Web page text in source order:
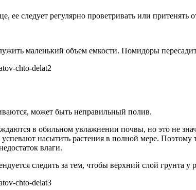
ее следует регулярно проветривать или
маленький объем емкости. Помидоры
может быть неправильный полив.
в обильном увлажнении почвы, но это не
насытить растения в полной мере. Поэтому
влаги.
следить за тем, чтобы верхний слой